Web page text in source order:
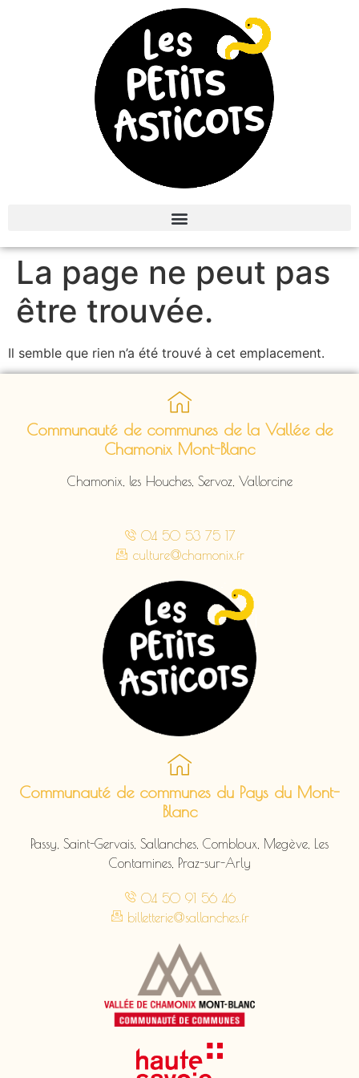
La page ne peut pas
être trouvée.
Il semble que rien n’a été trouvé à cet emplacement.
Communauté de communes de la Vallée de
Chamonix Mont-Blanc
Chamonix, les Houches, Servoz, Vallorcine
04 50 53 75 17
culture@chamonix.fr
Communauté de communes du Pays du Mont-
Blanc
Passy, Saint-Gervais, Sallanches, Combloux, Megève, Les
Contamines, Praz-sur-Arly
04 50 91 56 46
billetterie@sallanches.fr